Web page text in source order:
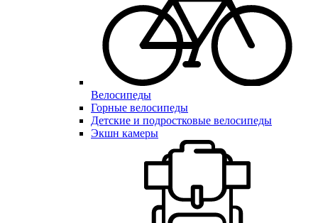
Велосипеды
Горные велосипеды
Детские и подростковые велосипеды
Экшн камеры